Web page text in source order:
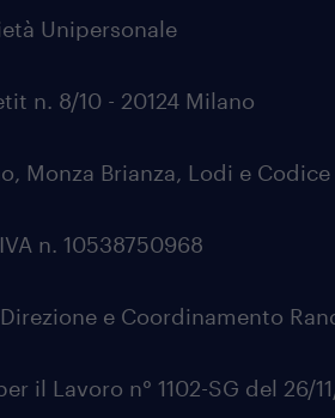
Unipersonale
n. 8/10 - 20124 Milano
Monza Brianza, Lodi e Codice
n. 10538750968
e Coordinamento
il Lavoro n° 1102-SG del 26/